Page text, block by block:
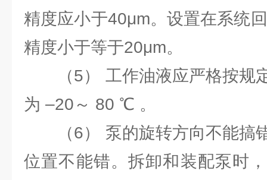
精度应小于40μm。设置在系统
精度小于等于20μm。
（5） 工作油液应严格按规
为 –20～ 80 ℃ 。
（6） 泵的旋转方向不能搞
位置不能错。拆卸和装配泵时